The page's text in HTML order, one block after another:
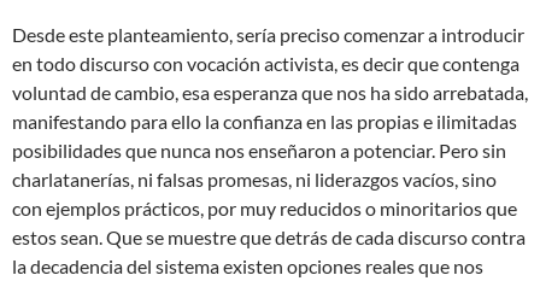
Desde este planteamiento, sería preciso comenzar a introducir
en todo discurso con vocación activista, es decir que contenga
voluntad de cambio, esa esperanza que nos ha sido arrebatada,
manifestando para ello la confianza en las propias e ilimitadas
posibilidades que nunca nos enseñaron a potenciar. Pero sin
charlatanerías, ni falsas promesas, ni liderazgos vacíos, sino
con ejemplos prácticos, por muy reducidos o minoritarios que
estos sean. Que se muestre que detrás de cada discurso contra
la decadencia del sistema existen opciones reales que nos